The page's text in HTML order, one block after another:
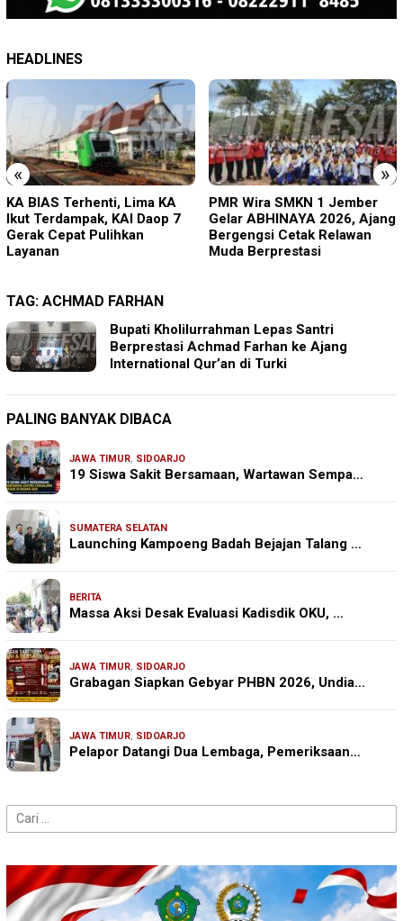
HEADLINES
« »
PMR Wira SMKN 1 Jember
Gelar ABHINAYA 2026, Ajang
Bergengsi Cetak Relawan
Muda Berprestasi
Imigrasi Ponorogo Deportasi
Satu WN Tiongkok
Salahgunakan Ijin Tinggal
TAG: ACHMAD FARHAN
Bupati Kholilurrahman Lepas Santri
Berprestasi Achmad Farhan ke Ajang
International Qur’an di Turki
PALING BANYAK DIBACA
JAWA TIMUR, SIDOARJO
19 Siswa Sakit Bersamaan, Wartawan Sempa…
SUMATERA SELATAN
Launching Kampoeng Badah Bejajan Talang …
BERITA
Massa Aksi Desak Evaluasi Kadisdik OKU, …
JAWA TIMUR, SIDOARJO
Grabagan Siapkan Gebyar PHBN 2026, Undia…
JAWA TIMUR, SIDOARJO
Pelapor Datangi Dua Lembaga, Pemeriksaan…
Cari
untuk: